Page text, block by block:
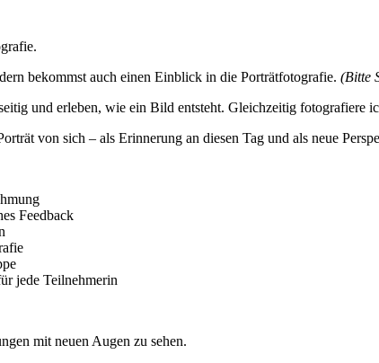
bekommst auch einen Einblick in die Porträtfotografie. (Bitte
und erleben, wie ein Bild entsteht. Gleichzeitig fotografiere
von sich – als Erinnerung an diesen Tag und als neue
Feedback
jede Teilnehmerin
mit neuen Augen zu sehen.